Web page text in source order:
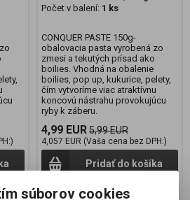
Počet v balení: 1 ks
CONQUER PASTE 150g-
obalovacia pasta vyrobená zo
zmesi a tekutých prísad ako
boilies. Vhodná na obalenie
boilies, pop up, kukurice, pelety,
čím vytvoríme viac atraktívnu
koncovú nástrahu provokujúcu
ryby k záberu.
4,99 EUR5,99 EUR
4,057 EUR (Vaša cena bez DPH:)
Pridať do košíka
súborov cookies